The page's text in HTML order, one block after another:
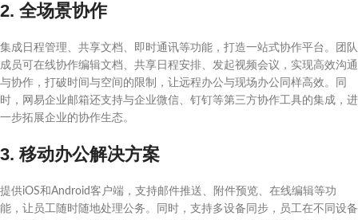
2. 全场景协作
集成日程管理、共享文档、即时通讯等功能，打造一站式协作平台。团队
成员可在线协作编辑文档、共享日程安排、发起视频会议，实现高效沟通
与协作，打破时间与空间的限制，让远程办公与现场办公同样高效。同
时，网易企业邮箱还支持与企业微信、钉钉等第三方协作工具的集成，进
一步拓展企业的协作生态。
3. 移动办公解决方案
提供iOS和Android客户端，支持邮件推送、附件预览、在线编辑等功
能，让员工随时随地处理公务。同时，支持多设备同步，员工在不同设备